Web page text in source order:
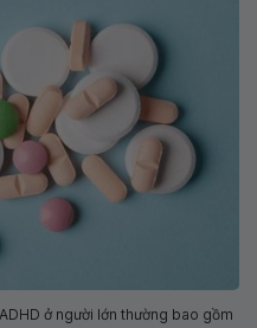
ở người lớn thường bao gồm